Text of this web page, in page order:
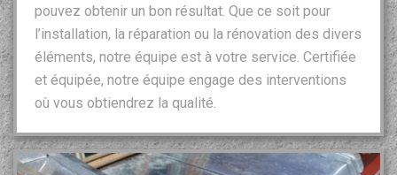
pouvez obtenir un bon résultat. Que ce soit pour
l’installation, la réparation ou la rénovation des divers
éléments, notre équipe est à votre service. Certifiée
et équipée, notre équipe engage des interventions
où vous obtiendrez la qualité.